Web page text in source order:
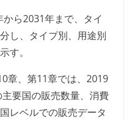
ら2031年まで、タイ
し、タイプ別、用途別
す。
章、第11章では、2019
要国の販売数量、消費
レベルでの販売データ